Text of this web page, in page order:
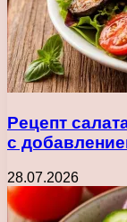
Рецепт
с
28.07.2026